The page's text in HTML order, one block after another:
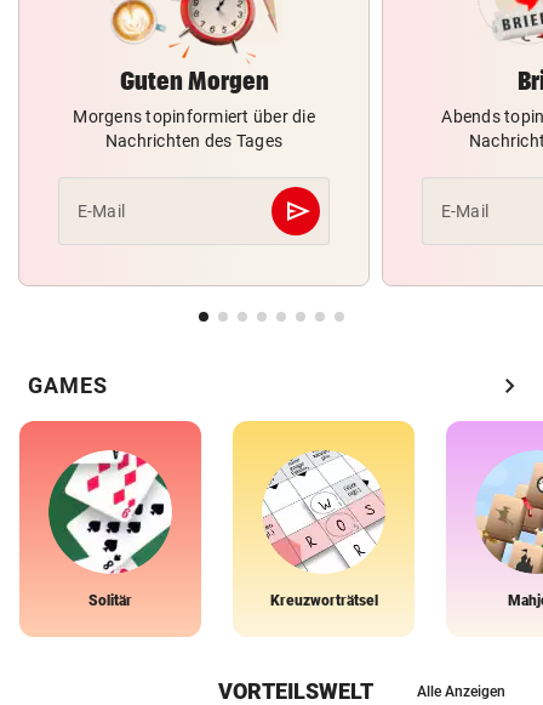
Guten Morgen
Morgens topinformiert über die
Nachrichten des Tages
E-Mail send
Abschicken
Abends
E-Mail
GAMES chevron_right
Solitär Kreuzworträtsel
VORTEILSWELT Alle Anzeigen